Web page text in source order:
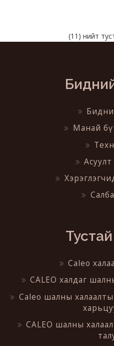
(11) нийт
Манай
Caleo
CALEO халдаг
Caleo шалны
CALEO шалны